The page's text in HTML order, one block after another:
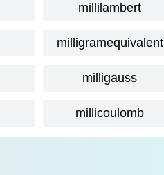
millilambert
milligramequivalent
milligauss
millicoulomb